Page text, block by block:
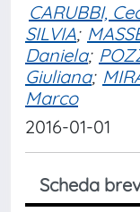
CARUBBI,
SILVIA;
Daniela;
Giuliana;
Marco
2016-01-01
Scheda